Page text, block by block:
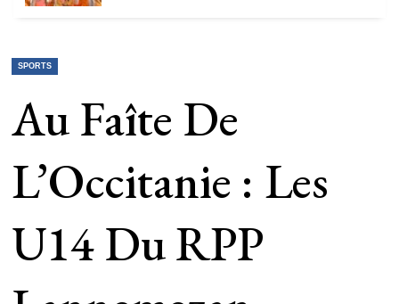
SPORTS
Au Faîte De
L’Occitanie : Les
U14 Du RPP